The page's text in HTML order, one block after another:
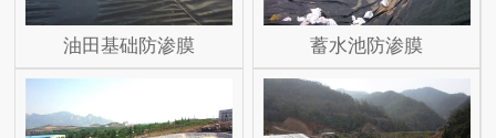
油田基础防渗膜 蓄水池防渗膜